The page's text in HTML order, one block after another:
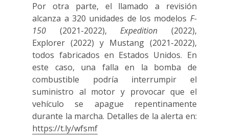
Por otra parte, el llamado a revisión
alcanza a 320 unidades de los modelos F-
150 (2021-2022),Expedition (2022),
Explorer (2022) y Mustang (2021-2022),
todos fabricados en Estados Unidos. En
este caso, una falla en la bomba de
combustible podría interrumpir el
suministro al motor y provocar que el
vehículo se apague repentinamente
durante la marcha. Detalles de la alerta en:
https://t.ly/wfsmf